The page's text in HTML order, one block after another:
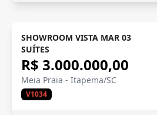
SHOWROOM VISTA MAR 03
SUÍTES
R$ 3.000.000,00
Meia Praia - Itapema/SC
V1034